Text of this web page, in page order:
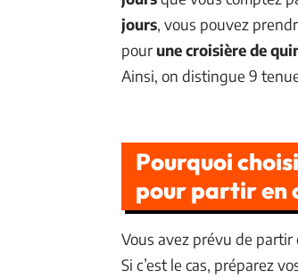
jours, vous pouvez
pour une croisière de
Ainsi, on distingue 9
Pourquoi
pour partir en
Vous avez prévu de partir
Si c’est le cas, préparez